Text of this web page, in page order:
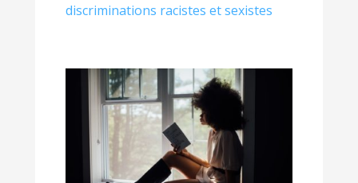
discriminations racistes et sexistes